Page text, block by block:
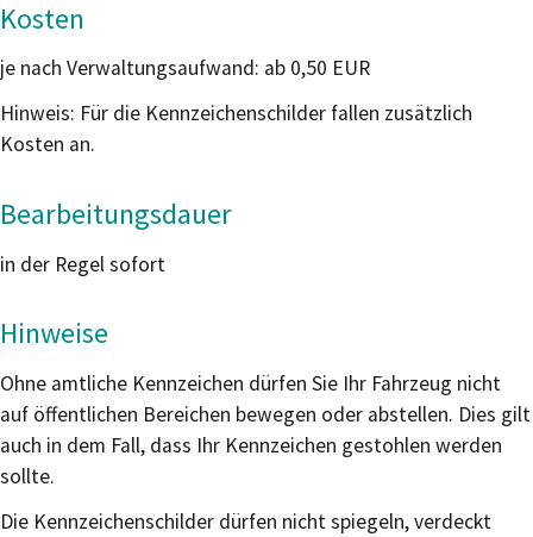
Kosten
je nach Verwaltungsaufwand: ab 0,50 EUR
Hinweis: Für die Kennzeichenschilder fallen zusätzlich
Kosten an.
Bearbeitungsdauer
in der Regel sofort
Hinweise
Ohne amtliche Kennzeichen dürfen Sie Ihr Fahrzeug nicht
auf öffentlichen Bereichen bewegen oder abstellen. Dies gilt
auch in dem Fall, dass Ihr Kennzeichen gestohlen werden
sollte.
Die Kennzeichenschilder dürfen nicht spiegeln, verdeckt